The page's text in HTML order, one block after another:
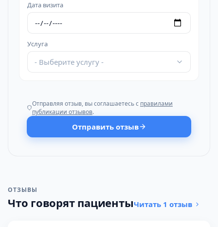
Дата визита
Услуга
- Выберите услугу -
Отправляя отзыв, вы соглашаетесь с правилами
публикации отзывов.
Отправить отзыв
ОТЗЫВЫ
Что говорят пациентыЧитать 1 отзыв